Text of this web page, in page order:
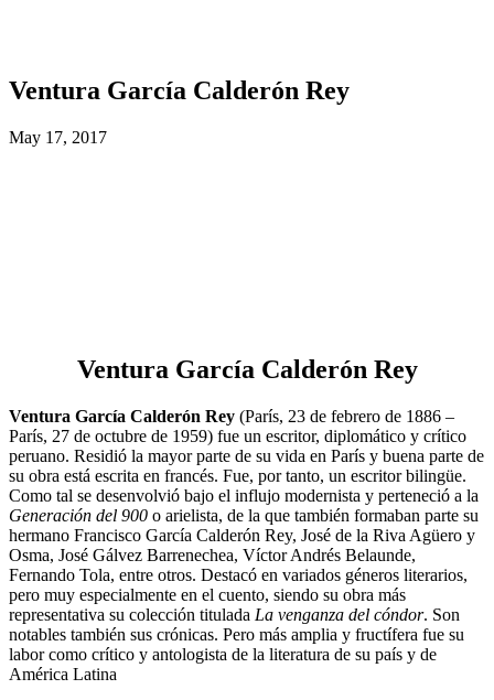
Ventura García Calderón Rey
May 17, 2017
Ventura García Calderón Rey
Ventura García Calderón Rey (París, 23 de febrero de 1886 –
París, 27 de octubre de 1959) fue un escritor, diplomático y crítico
peruano. Residió la mayor parte de su vida en París y buena parte de
su obra está escrita en francés. Fue, por tanto, un escritor bilingüe.
Como tal se desenvolvió bajo el influjo modernista y perteneció a la
Generación del 900 o arielista, de la que también formaban parte su
hermano Francisco García Calderón Rey, José de la Riva Agüero y
Osma, José Gálvez Barrenechea, Víctor Andrés Belaunde,
Fernando Tola, entre otros. Destacó en variados géneros literarios,
pero muy especialmente en el cuento, siendo su obra más
representativa su colección titulada La venganza del cóndor. Son
notables también sus crónicas. Pero más amplia y fructífera fue su
labor como crítico y antologista de la literatura de su país y de
América Latina